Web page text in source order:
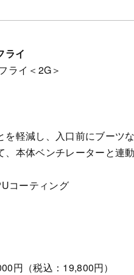
ライ
ライ＜2G＞
軽減し、入口前にブーツ
本体ベンチレーターと連
コーティング
円（税込：19,800円）